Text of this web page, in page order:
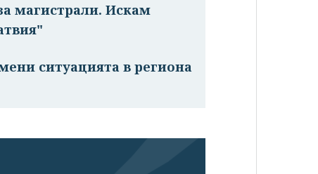
магистрали. Искам
ситуацията в региона